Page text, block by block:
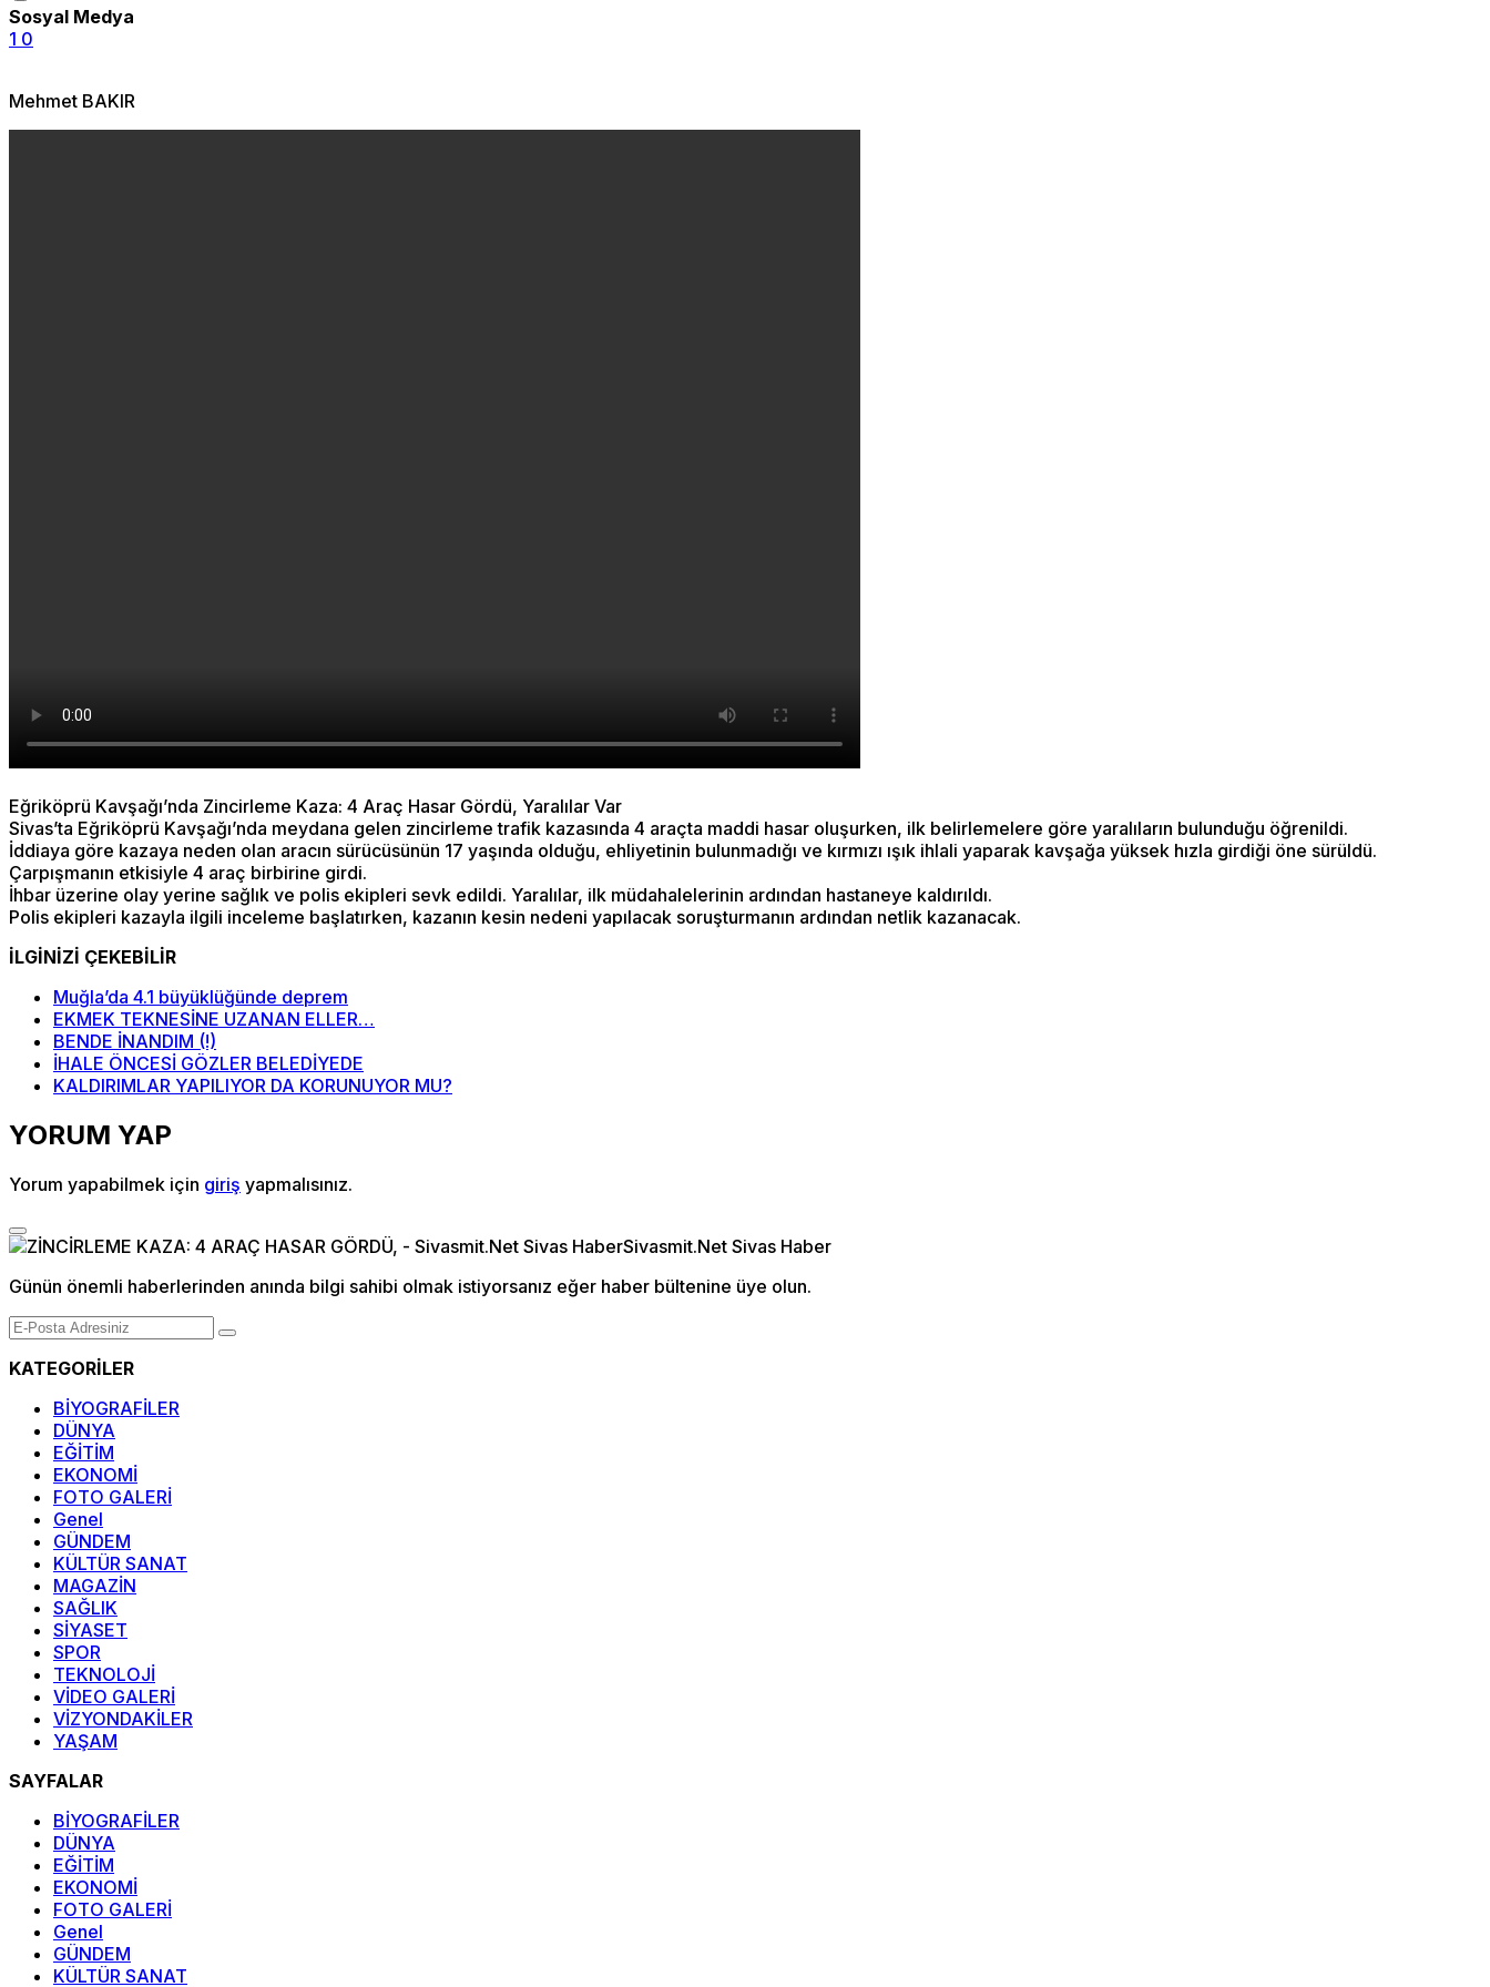
Sosyal Medya
1 0
Mehmet BAKIR
Eğriköprü Kavşağı’nda Zincirleme Kaza: 4 Araç Hasar Gördü, Yaralılar Var
Sivas’ta Eğriköprü Kavşağı’nda meydana gelen zincirleme trafik kazasında 4 araçta maddi hasar oluşurken, ilk belirlemelere göre yaralıların bulunduğu öğrenildi.
İddiaya göre kazaya neden olan aracın sürücüsünün 17 yaşında olduğu, ehliyetinin bulunmadığı ve kırmızı ışık ihlali yaparak kavşağa yüksek hızla girdiği öne sürüldü.
Çarpışmanın etkisiyle 4 araç birbirine girdi.
İhbar üzerine olay yerine sağlık ve polis ekipleri sevk edildi. Yaralılar, ilk müdahalelerinin ardından hastaneye kaldırıldı.
Polis ekipleri kazayla ilgili inceleme başlatırken, kazanın kesin nedeni yapılacak soruşturmanın ardından netlik kazanacak.
İLGİNİZİ ÇEKEBİLİR
Muğla’da 4.1 büyüklüğünde deprem
EKMEK TEKNESİNE UZANAN ELLER…
BENDE İNANDIM (!)
İHALE ÖNCESİ GÖZLER BELEDİYEDE
KALDIRIMLAR YAPILIYOR DA KORUNUYOR MU?
YORUM YAP
Yorum yapabilmek için giriş yapmalısınız.
Günün önemli haberlerinden anında bilgi sahibi olmak istiyorsanız eğer haber bültenine üye olun.
KATEGORİLER
BİYOGRAFİLER
DÜNYA
EĞİTİM
EKONOMİ
FOTO GALERİ
Genel
GÜNDEM
KÜLTÜR SANAT
MAGAZİN
SAĞLIK
SİYASET
SPOR
TEKNOLOJİ
VİDEO GALERİ
VİZYONDAKİLER
YAŞAM
SAYFALAR
BİYOGRAFİLER
DÜNYA
EĞİTİM
EKONOMİ
FOTO GALERİ
Genel
GÜNDEM
KÜLTÜR SANAT